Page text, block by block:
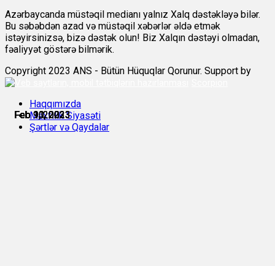
Feb 9, 2023
Feb 9, 2023
Feb 10, 2023
Feb 10, 2023
Feb 11, 2023
Feb 11, 2023
Azərbaycanda müstəqil medianı yalnız Xalq dəstəkləyə bilər.
Bu səbəbdən azad və müstəqil xəbərlər əldə etmək
istəyirsinizsə, bizə dəstək olun! Biz Xalqın dəstəyi olmadan,
fəaliyyət göstərə bilmərik.
Copyright 2023 ANS - Bütün Hüquqlar Qorunur. Support by
Haqqımızda
Məxfilik Siyasəti
Şərtlər və Qaydalar